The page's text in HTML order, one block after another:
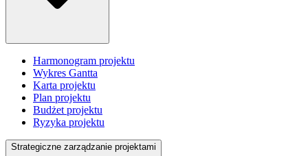
Harmonogram projektu
Wykres Gantta
Karta projektu
Plan projektu
Budżet projektu
Ryzyka projektu
Strategiczne zarządzanie projektami